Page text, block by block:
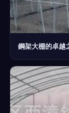
鋼架大棚的卓越